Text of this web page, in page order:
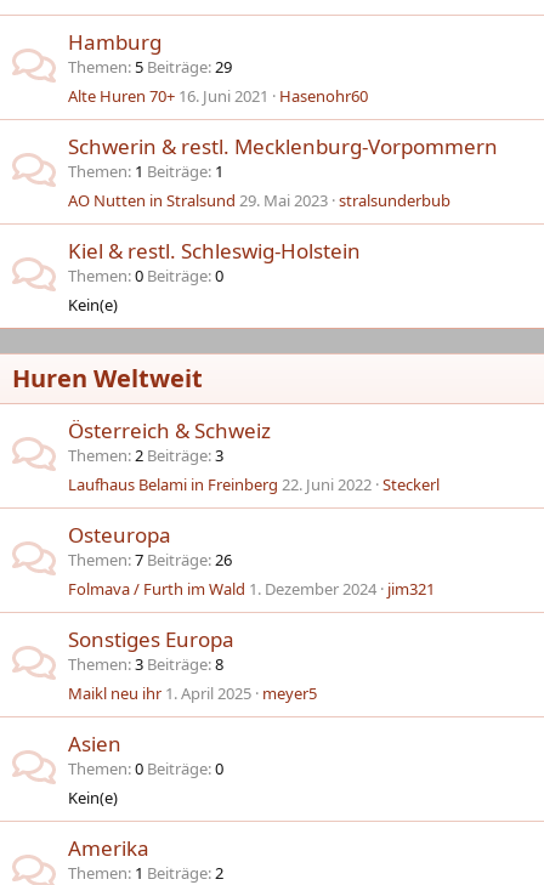
Hamburg
Themen 5 Beiträge 29
Alte Huren 70+ 16. Juni 2021 Hasenohr60
Schwerin & restl. Mecklenburg-Vorpommern
Themen 1 Beiträge 1
AO Nutten in Stralsund 29. Mai 2023 stralsunderbub
Kiel & restl. Schleswig-Holstein
Themen 0 Beiträge 0
Kein(e)
Huren Weltweit
Österreich & Schweiz
Themen 2 Beiträge 3
Laufhaus Belami in Freinberg 22. Juni 2022 Steckerl
Osteuropa
Themen 7 Beiträge 26
Folmava / Furth im Wald 1. Dezember 2024 jim321
Sonstiges Europa
Themen 3 Beiträge 8
Maikl neu ihr 1. April 2025 meyer5
Asien
Themen 0 Beiträge 0
Kein(e)
Amerika
Themen 1 Beiträge 2